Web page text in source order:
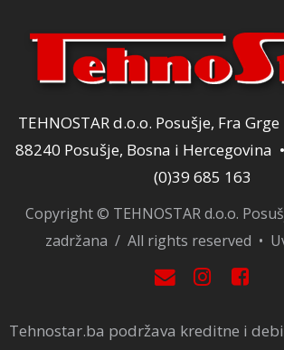
TEHNOSTAR d.o.o. Posušje, Fra
88240 Posušje, Bosna i Hercegovina
(0)39 685 163
Copyright © TEHNOSTAR d.o.o.
zadržana / All rights reserved •
Tehnostar.ba podržava kreditne i